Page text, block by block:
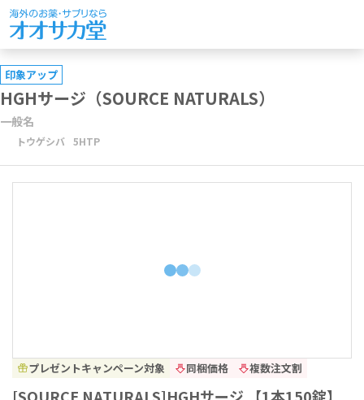
印象アップ
HGHサージ（SOURCE NATURALS）
一般名
トウゲシバ 5HTP
プレゼントキャンペーン対象 同梱価格 複数注文割